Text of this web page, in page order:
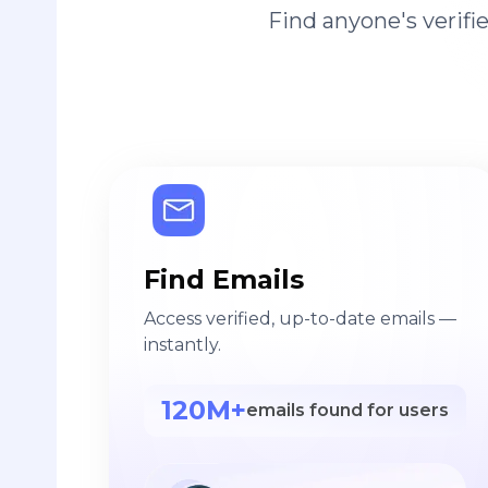
Find anyone's
Find Emails
Access verified, up-to-date emails —
instantly.
120M+emails found for users